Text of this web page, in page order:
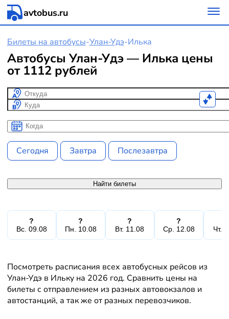
avtobus.ru
Билеты на автобусы-Улан-Удэ-Илька
Автобусы Улан-Удэ — Илька цены
от 1112 рублей
Откуда
Куда
Когда
Когда
Сегодня Завтра Послезавтра
Найти билеты
?
Вс. 09.08
?
Пн. 10.08
?
Вт. 11.08
?
Ср. 12.08
Чт.
Посмотреть расписания всех автобусных рейсов из
Улан-Удэ в Ильку на 2026 год. Сравнить цены на
билеты с отправлением из разных автовокзалов и
автостанций, а так же от разных перевозчиков.